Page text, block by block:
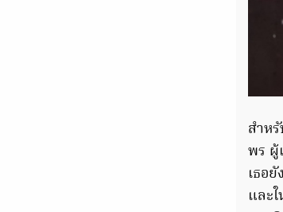
สำห
พร ผู้
เธอ
และ